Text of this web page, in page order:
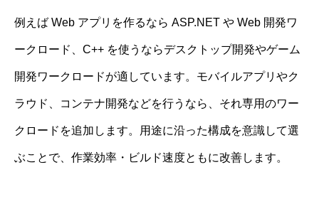
例えば Web アプリを作るなら ASP.NET や Web 開発ワ
ークロード、C++ を使うならデスクトップ開発やゲーム
開発ワークロードが適しています。モバイルアプリやク
ラウド、コンテナ開発などを行うなら、それ専用のワー
クロードを追加します。用途に沿った構成を意識して選
ぶことで、作業効率・ビルド速度ともに改善します。